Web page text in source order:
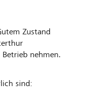
Zustand
nehmen.
sind: